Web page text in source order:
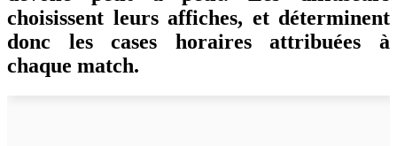
choisissent leurs affiches, et déterminent
donc les cases horaires attribuées à
chaque match.